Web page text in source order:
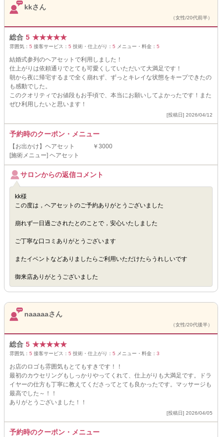
kkさん
（女性/20代前半）
総合 5 ★★★★★
雰囲気： 5 接客サービス： 5 技術・仕上がり： 5 メニュー・料金： 5
結婚式参列のヘアセットで利用しました！
仕上がりは依頼通りでとても可愛くしていただいて大満足です！
朝から夜に帰宅するまで全く崩れず、ずっとキレイな状態をキープできたの
も感動でした。
このクオリティでお値段もお手頃で、本当にお願いしてよかったです！また
ぜひ利用したいと思います！
[投稿日] 2026/04/12
予約時のクーポン・メニュー
【お出かけ】ヘアセット ￥3000
[施術メニュー] ヘアセット
サロンからの返信コメント
kk様
この度は，ヘアセットのご予約ありがとうございました
崩れず一日過ごされたとのことで，安心いたしました
ご丁寧な口コミありがとうございます
またイベントなどありましたらご利用いただけたらうれしいです
御来店ありがとうございました
naaaaaさん
（女性/20代後半）
総合 5 ★★★★★
雰囲気： 5 接客サービス： 5 技術・仕上がり： 5 メニュー・料金： 3
お店のロゴも雰囲気もとてもすきです！！
最初のカウセリングもしっかりやってくれて、仕上がりも大満足です。ドラ
イヤーの仕方も丁寧に教えてくださってとても良かったです。マッサージも
最高でした～！！
ありがとうございました！！
[投稿日] 2026/04/05
予約時のクーポン・メニュー